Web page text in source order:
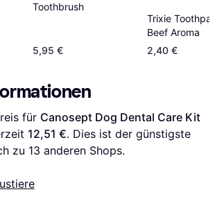
Toothbrush
5,95 €
Trixie
Beef Aroma
2,40 €
für Canosept Dog Dental Care Kit
12,51 €. Dies ist der günstigste
zu 13 anderen Shops.